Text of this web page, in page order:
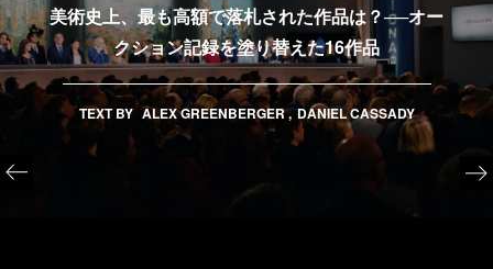
美術史上、最も高額で落札された作品は？──オー
クション記録を塗り替えた16作品
TEXT BY ALEX GREENBERGER DANIEL CASSADY